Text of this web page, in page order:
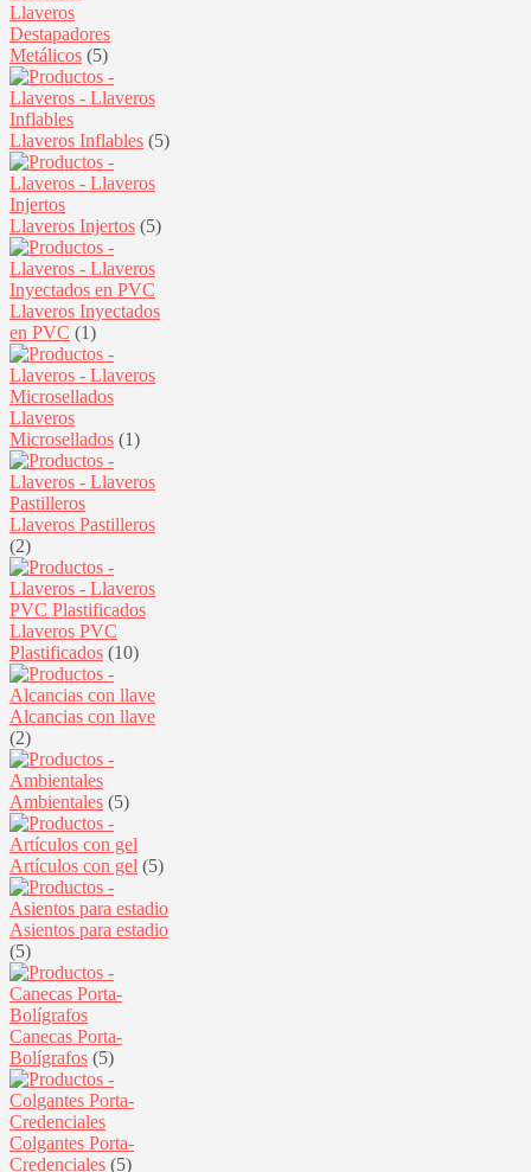
Llaveros
Destapadores
Metálicos (5)
Llaveros Inflables (5)
Llaveros Injertos (5)
Llaveros Inyectados
en PVC (1)
Llaveros
Microsellados (1)
Llaveros Pastilleros
(2)
Llaveros PVC
Plastificados (10)
Alcancias con llave
(2)
Ambientales (5)
Artículos con gel (5)
Asientos para estadio
(5)
Canecas Porta-
Bolígrafos (5)
Colgantes Porta-
Credenciales (5)